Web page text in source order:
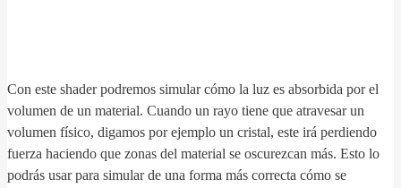
Con este shader podremos simular cómo la luz es absorbida por el
volumen de un material. Cuando un rayo tiene que atravesar un
volumen físico, digamos por ejemplo un cristal, este irá perdiendo
fuerza haciendo que zonas del material se oscurezcan más. Esto lo
podrás usar para simular de una forma más correcta cómo se